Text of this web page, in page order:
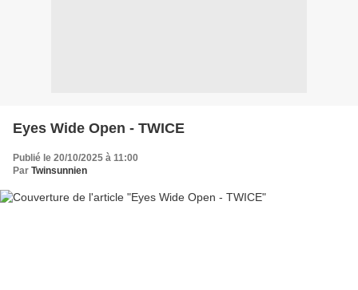
Eyes Wide Open - TWICE
Publié le 20/10/2025 à 11:00
Par Twinsunnien